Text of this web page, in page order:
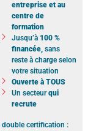
entreprise et au
centre de
formation
Jusqu’à 100 %
financée, sans
reste à charge selon
votre situation
Ouverte à TOUS
Un secteurqui
recrute
double certification :